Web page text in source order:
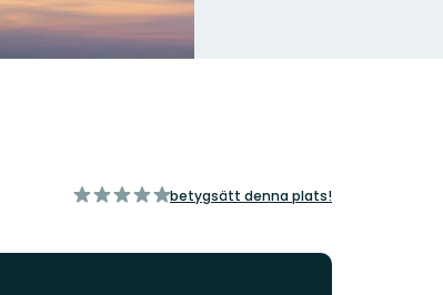
av
betygsätt denna plats!